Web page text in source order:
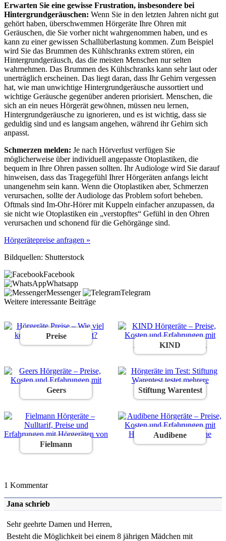
Erwarten Sie eine gewisse Frustration, insbesondere bei
Hintergrundgeräuschen: Wenn Sie in den letzten Jahren nicht gut
gehört haben, überschwemmen Hörgeräte Ihre Ohren mit
Geräuschen, die Sie vorher nicht wahrgenommen haben, und es
kann zu einer gewissen Schallüberlastung kommen. Zum Beispiel
wird Sie das Brummen des Kühlschranks extrem stören, ein
Hintergrundgeräusch, das die meisten Menschen nur selten
wahrnehmen. Das Brummen des Kühlschranks kann sehr laut oder
unerträglich erscheinen. Das liegt daran, dass Ihr Gehirn vergessen
hat, wie man unwichtige Hintergrundgeräusche aussortiert und
wichtige Geräusche gegenüber anderen priorisiert. Menschen, die
sich an ein neues Hörgerät gewöhnen, müssen neu lernen,
Hintergrundgeräusche zu ignorieren, und es ist wichtig, dass sie
geduldig sind und es langsam angehen, während ihr Gehirn sich
anpasst.
Schmerzen melden: Je nach Hörverlust verfügen Sie
möglicherweise über individuell angepasste Otoplastiken, die
bequem in Ihre Ohren passen sollten. Ihr Audiologe wird Sie darauf
hinweisen, dass das Tragegefühl Ihrer Hörgeräten anfangs leicht
unangenehm sein kann. Wenn die Otoplastiken aber, Schmerzen
verursachen, sollte der Audiologe das Problem sofort beheben.
Oftmals sind Im-Ohr-Hörer mit Kuppeln einfacher anzupassen, da
sie nicht wie Otoplastiken ein „verstopftes“ Gefühl in den Ohren
verursachen und schonend für die Gehörgänge sind.
Hörgerätepreise anfragen »
Bildquellen: Shutterstock
Facebook
Whatsapp
Messenger
Telegram
Weitere interessante Beiträge
Preise
KIND
Geers Stiftung Warentest
Fielmann
Audibene
1 Kommentar
Jana schrieb
Sehr geehrte Damen und Herren,
Besteht die Möglichkeit bei einem 8 jährigen Mädchen mit